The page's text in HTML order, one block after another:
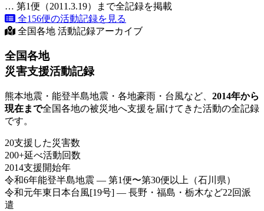
… 第1便（2011.3.19）まで全記録を掲載
全156便の活動記録を見る
全国各地 活動記録アーカイブ
全国各地
災害支援活動記録
熊本地震・能登半島地震・各地豪雨・台風など、 2014年から
現在まで全国各地の被災地へ支援を届けてきた活動の全記録
です。
20支援した災害数
200+延べ活動回数
2014支援開始年
令和6年能登半島地震 — 第1便〜第30便以上（石川県）
令和元年東日本台風[19号] — 長野・福島・栃木など22回派
遣